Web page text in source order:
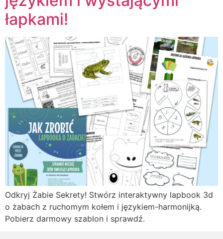
łapkami!
Odkryj Żabie Sekrety! Stwórz interaktywny lapbook 3d
o żabach z ruchomym kołem i językiem-harmonijką.
Pobierz darmowy szablon i sprawdź.